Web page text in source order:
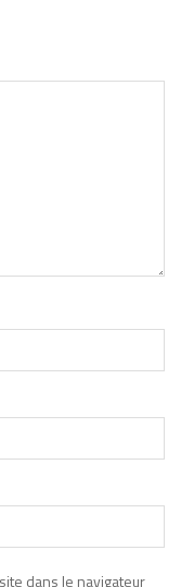
dans le navigateur